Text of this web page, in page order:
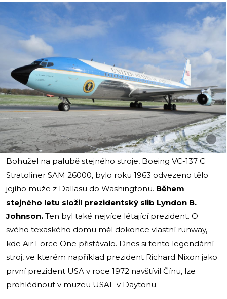
i
Bohužel na palubě stejného stroje, Boeing VC-137 C
Stratoliner SAM 26000, bylo roku 1963 odvezeno tělo
jejího muže z Dallasu do Washingtonu. Během
stejného letu složil prezidentský slib Lyndon B.
Johnson. Ten byl také nejvíce létající prezident. O
svého texaského domu měl dokonce vlastní runway,
kde Air Force One přistávalo. Dnes si tento legendární
stroj, ve kterém například prezident Richard Nixon jako
první prezident USA v roce 1972 navštívil Čínu, lze
prohlédnout v muzeu USAF v Daytonu.